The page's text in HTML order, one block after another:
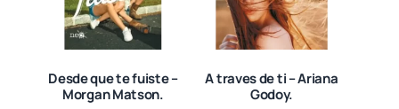
Desde que te fuiste –
Morgan Matson.
A traves de ti – Ariana
Godoy.